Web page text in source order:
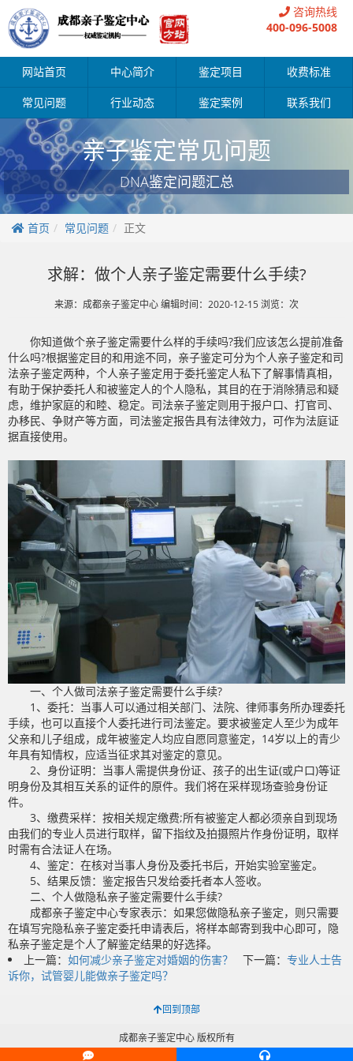
咨询热线
400-096-5008
网站首页 中心简介 鉴定项目 收费标准
常见问题 行业动态 鉴定案例 联系我们
亲子鉴定常见问题
DNA鉴定问题汇总
首页 常见问题 正文
求解：做个人亲子鉴定需要什么手续?
来源：成都亲子鉴定中心 编辑时间：2020-12-15 浏览： 次
你知道做个亲子鉴定需要什么样的手续吗?我们应该怎么提前准备
什么吗?根据鉴定目的和用途不同，亲子鉴定可分为个人亲子鉴定和司
法亲子鉴定两种，个人亲子鉴定用于委托鉴定人私下了解事情真相，
有助于保护委托人和被鉴定人的个人隐私，其目的在于消除猜忌和疑
虑，维护家庭的和睦、稳定。司法亲子鉴定则用于报户口、打官司、
办移民、争财产等方面，司法鉴定报告具有法律效力，可作为法庭证
据直接使用。
一、个人做司法亲子鉴定需要什么手续?
1、委托：当事人可以通过相关部门、法院、律师事务所办理委托
手续，也可以直接个人委托进行司法鉴定。要求被鉴定人至少为成年
父亲和儿子组成，成年被鉴定人均应自愿同意鉴定，14岁以上的青少
年具有知情权，应适当征求其对鉴定的意见。
2、身份证明：当事人需提供身份证、孩子的出生证(或户口)等证
明身份及其相互关系的证件的原件。我们将在采样现场查验身份证
件。
3、缴费采样：按相关规定缴费;所有被鉴定人都必须亲自到现场
由我们的专业人员进行取样，留下指纹及拍摄照片作身份证明，取样
时需有合法证人在场。
4、鉴定：在核对当事人身份及委托书后，开始实验室鉴定。
5、结果反馈：鉴定报告只发给委托者本人签收。
二、个人做隐私亲子鉴定需要什么手续?
成都亲子鉴定中心专家表示：如果您做隐私亲子鉴定，则只需要
在填写完隐私亲子鉴定委托申请表后，将样本邮寄到我中心即可，隐
私亲子鉴定是个人了解鉴定结果的好选择。
上一篇： 如何减少亲子鉴定对婚姻的伤害？ 下一篇： 专业人士告
诉你，试管婴儿能做亲子鉴定吗？
回到顶部
成都亲子鉴定中心 版权所有